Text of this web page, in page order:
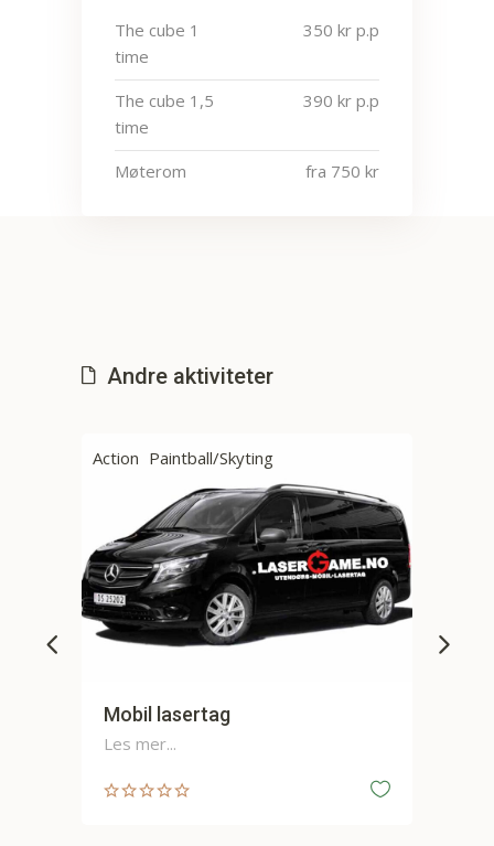
The cube 1
time
350 kr p.p
The cube 1,5
time
390 kr p.p
Møterom fra 750 kr
Andre aktiviteter
Action Paintball/Skyting
Mobil lasertag
Les mer...